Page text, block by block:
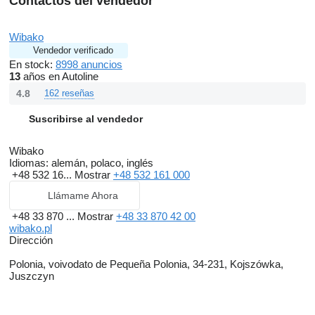
Wibako
Vendedor verificado
En stock: 8998 anuncios
13 años en Autoline
4.8 162 reseñas
Suscribirse al vendedor
Wibako
Idiomas: alemán, polaco, inglés
+48 532 16... Mostrar +48 532 161 000
Llámame Ahora
+48 33 870 ... Mostrar +48 33 870 42 00
wibako.pl
Dirección
Polonia, voivodato de Pequeña Polonia, 34-231, Kojszówka,
Juszczyn